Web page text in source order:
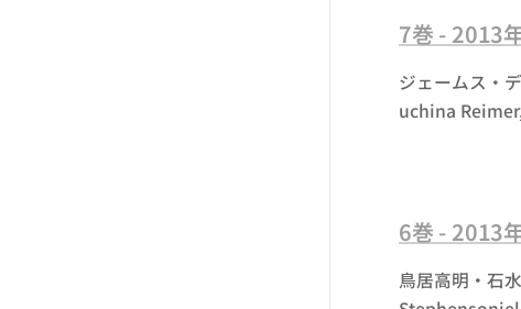
7巻 - 2013
ジェームス・
uchina
6巻 - 2013
鳥居高明・石